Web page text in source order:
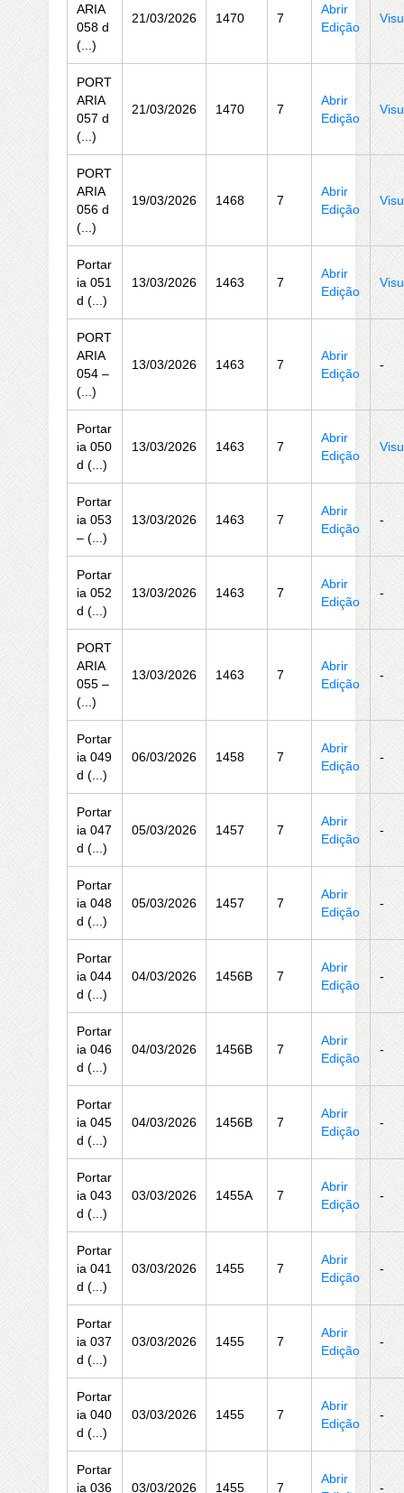
ARIA
058 d
(...)
21/03/2026 1470 7
Abrir
Edição
PORT
ARIA
057 d
(...)
21/03/2026 1470 7
Abrir
Edição
PORT
ARIA
056 d
(...)
19/03/2026 1468 7
Abrir
Edição
Portar
ia 051
d (...)
13/03/2026 1463 7
Abrir
Edição
PORT
ARIA
054 –
(...)
13/03/2026 1463 7
Abrir
Edição
-
Portar
ia 050
d (...)
13/03/2026 1463 7
Abrir
Edição
Portar
ia 053
– (...)
13/03/2026 1463 7
Abrir
Edição
-
Portar
ia 052
d (...)
13/03/2026 1463 7
Abrir
Edição
-
PORT
ARIA
055 –
(...)
13/03/2026 1463 7
Abrir
Edição
-
Portar
ia 049
d (...)
06/03/2026 1458 7
Abrir
Edição
-
Portar
ia 047
d (...)
05/03/2026 1457 7
Abrir
Edição
-
Portar
ia 048
d (...)
05/03/2026 1457 7
Abrir
Edição
-
Portar
ia 044
d (...)
04/03/2026 1456B 7
Abrir
Edição
-
Portar
ia 046
d (...)
04/03/2026 1456B 7
Abrir
Edição
-
Portar
ia 045
d (...)
04/03/2026 1456B 7
Abrir
Edição
-
Portar
ia 043
d (...)
03/03/2026 1455A 7
Abrir
Edição
-
Portar
ia 041
d (...)
03/03/2026 1455 7
Abrir
Edição
-
Portar
ia 037
d (...)
03/03/2026 1455 7
Abrir
Edição
-
Portar
ia 040
d (...)
03/03/2026 1455 7
Abrir
Edição
-
Portar
ia 036
03/03/2026 1455 7
Abrir
-